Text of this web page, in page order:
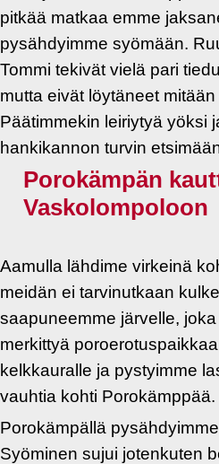
pitkää matkaa emme
pysähdyimme syömään.
Tommi tekivät vielä pari
mutta eivät löytäneet
Päätimmekin leiriytyä yöksi
hankikannon turvin
Porokämpän
Vaskolompoloon
Aamulla lähdime virkeinä
meidän ei tarvinutkaan
saapuneemme järvelle,
merkittyä
kelkkauralle ja pystyimme
vauhtia kohti Porokämppää.
Porokämpällä
Syöminen sujui jotenkuten